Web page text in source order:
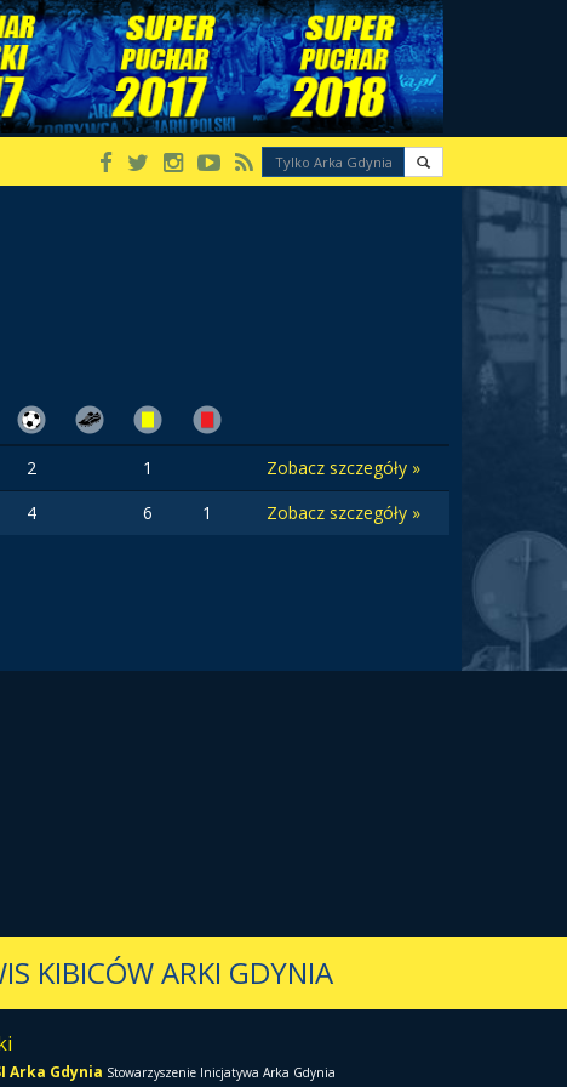
2 1
Zobacz szczegóły »
4 6 1 Zobacz szczegóły »
KIBICÓW ARKI GDYNIA
Arka Gdynia Stowarzyszenie Inicjatywa Arka Gdynia